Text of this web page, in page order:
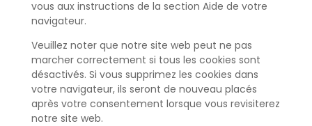
vous aux instructions de la section Aide de votre
navigateur.
Veuillez noter que notre site web peut ne pas
marcher correctement si tous les cookies sont
désactivés. Si vous supprimez les cookies dans
votre navigateur, ils seront de nouveau placés
après votre consentement lorsque vous revisiterez
notre site web.